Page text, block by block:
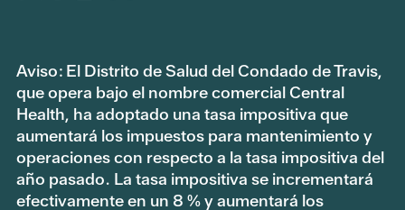
Aviso: El Distrito de Salud del Condado de Travis,
que opera bajo el nombre comercial Central
Health, ha adoptado una tasa impositiva que
aumentará los impuestos para mantenimiento y
operaciones con respecto a la tasa impositiva del
año pasado. La tasa impositiva se incrementará
efectivamente en un 8 % y aumentará los